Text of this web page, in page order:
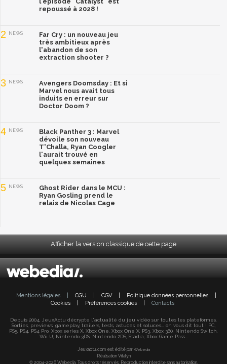
repoussé à 2028 !
2 NEWS
Far Cry : un nouveau jeu
très ambitieux après
l'abandon de son
extraction shooter ?
3 NEWS
Avengers Doomsday : Et si
Marvel nous avait tous
induits en erreur sur
Doctor Doom ?
4 NEWS
Black Panther 3 : Marvel
dévoile son nouveau
T'Challa, Ryan Coogler
l'aurait trouvé en
quelques semaines
5 NEWS
Ghost Rider dans le MCU :
Ryan Gosling prend le
relais de Nicolas Cage
Afficher la version classique de cette page
Mentions légales CGU CGV Politique données personnelles
Cookies
Préférences cookies Contacts
Depuis 2004, JeuxActu décrypte l'actualité du jeu vidéo sur toutes les plateformes.
Sorties, previews, gameplay, trailers, tests, astuces et soluces... on vous dit tout ! PC,
PS5, PS4, PS4 Pro, Xbox series X, Xbox One, Xbox One X, PS3, Xbox 360, Nintendo Switch,
Wii U, Nintendo 3DS, Nintendo 2DS, Stadia, Xbox Game Pass...
Jeuxactu.com est édité par Webedia
Réalisation Vitalyn
© 2004-2026 Webedia. Tous droits réservés. Reproduction interdite sans autorisation.